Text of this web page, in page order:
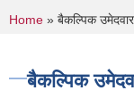
You are
Home » बैकल्पिक
बैकल्पिक